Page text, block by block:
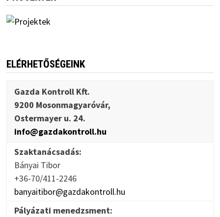
ELÉRHETŐSÉGEINK
Gazda Kontroll Kft.
9200 Mosonmagyaróvár,
Ostermayer u. 24.
info@gazdakontroll.hu
Szaktanácsadás:
Bányai Tibor
+36-70/411-2246
banyaitibor@gazdakontroll.hu
Pályázati menedzsment: